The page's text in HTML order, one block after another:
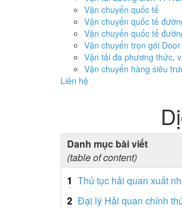
Vận chuyển quốc tế
Vận chuyển quốc tế
Vận chuyển quốc tế
Vận chuyển trọn gói
Vận tải đa phương thức,
Vận chuyển hàng siêu
Liên hệ
Danh mục bài viết
(table of content)
1 Thủ tục hải quan xuất
2 Đại lý Hải quan chính